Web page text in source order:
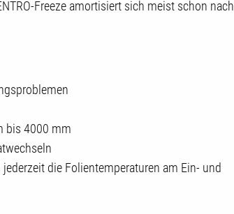
Freeze amortisiert sich meist schon nach
bis 4000 mm
die Folientemperaturen am Ein- und